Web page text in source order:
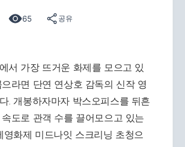
65 공유
서 가장 뜨거운 화제를 모으고 있
라면 단연 연상호 감독의 신작 영
. 개봉하자마자 박스오피스를 뒤흔
도로 관객 수를 끌어모으고 있는
영화제 미드나잇 스크리닝 초청으